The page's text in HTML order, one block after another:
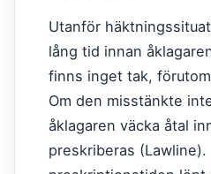
Utanför
lång tid innan
finns inget tak,
Om den misstänkte
åklagaren väcka åtal
preskriberas (Lawline).